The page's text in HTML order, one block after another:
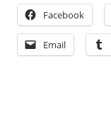
Facebook
Email